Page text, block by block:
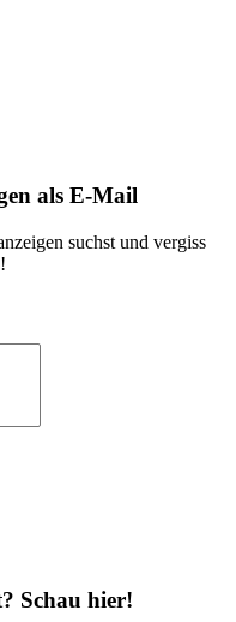
als E-Mail
suchst und vergiss
Schau hier!